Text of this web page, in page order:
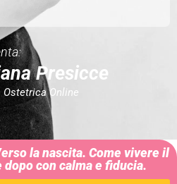
Presicce
Ostetrica Online
la nascita. Come vivere il
con calma e fiducia.